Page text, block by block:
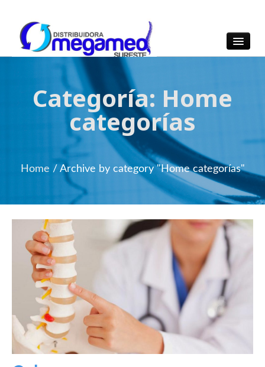
OmegaMed Sureste
OmegaMed Sureste
Categoría: Home
categorías
Home / Archive by category "Home categorías"